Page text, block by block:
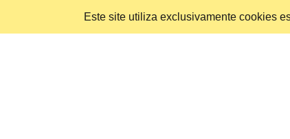
Este site utiliza exclusivamente cookies